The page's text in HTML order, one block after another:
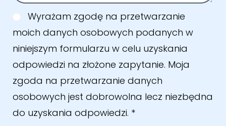
Wyrażam zgodę na przetwarzanie
moich danych osobowych podanych w
niniejszym formularzu w celu uzyskania
odpowiedzi na złożone zapytanie. Moja
zgoda na przetwarzanie danych
osobowych jest dobrowolna lecz niezbędna
do uzyskania odpowiedzi. *